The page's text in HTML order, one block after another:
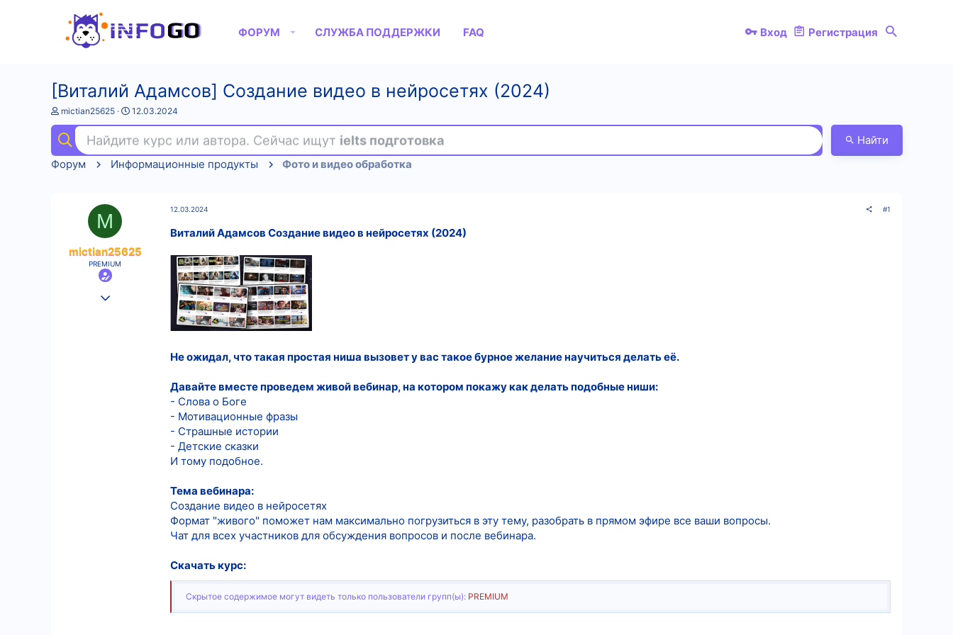
ФОРУМ СЛУЖБА ПОДДЕРЖКИ FAQ Вход Регистрация
[Виталий Адамсов] Создание видео в нейросетях (2024)
А
т
о
р
т
mictian25625
Д
а
н
а
12.03.2024
Найдите курс или автора. Сейчас ищут ielts подготовка
Найти
Форум
Информационные продукты Фото и видео обработка
M
mictian25625
PREMIUM
12.03.2024 #1
Виталий Адамсов Создание видео в нейросетях (2024)
Не ожидал, что такая простая ниша вызовет у вас такое бурное желание научиться делать её.
Давайте вместе проведем живой вебинар, на котором покажу как делать подобные ниши:
- Слова о Боге
- Мотивационные фразы
- Страшные истории
- Детские сказки
И тому подобное.
Тема вебинара:
Создание видео в нейросетях
Формат "живого" поможет нам максимально погрузиться в эту тему, разобрать в прямом эфире все ваши вопросы.
Чат для всех участников для обсуждения вопросов и после вебинара.
Скачать курс:
Скрытое содержимое могут видеть только пользователи групп(ы): PREMIUM